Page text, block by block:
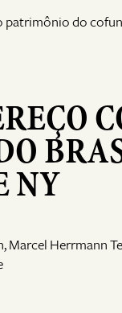
patrimônio do
NY
Marcel Herrmann